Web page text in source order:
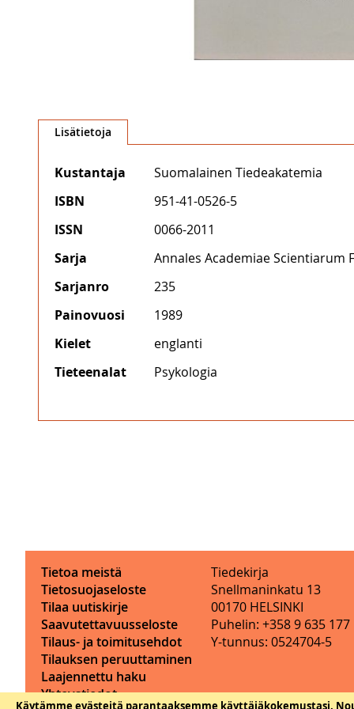
Käytämme evästeitä parantaaksemme käyttäjäkokemustasi.
to
the
gallery
Lisätietoja
Lisätietoja
Kustantaja
Suomalainen Tiedeakatemia
ISBN
951-41-0526-5
ISSN
0066-2011
Sarja
Annales Academiae Scientiarum
Sarjanro
235
Painovuosi
1989
Kielet
englanti
Tieteenalat
Psykologia
Tietoa meistä
Tietosuojaseloste
Tilaa uutiskirje
Saavutettavuusseloste
Tilaus- ja toimitusehdot
Tilauksen peruuttaminen
Laajennettu haku
Yhteystiedot
Tiedekirja
Snellmaninkatu 13
00170 HELSINKI
Puhelin: +358 9 635 177
Y-tunnus: 0524704-5